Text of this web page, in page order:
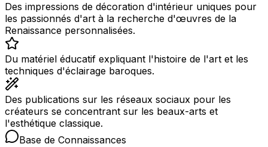
Des impressions de décoration d'intérieur uniques pour
les passionnés d'art à la recherche d'œuvres de la
Renaissance personnalisées.
Du matériel éducatif expliquant l'histoire de l'art et les
techniques d'éclairage baroques.
Des publications sur les réseaux sociaux pour les
créateurs se concentrant sur les beaux-arts et
l'esthétique classique.
Base de Connaissances